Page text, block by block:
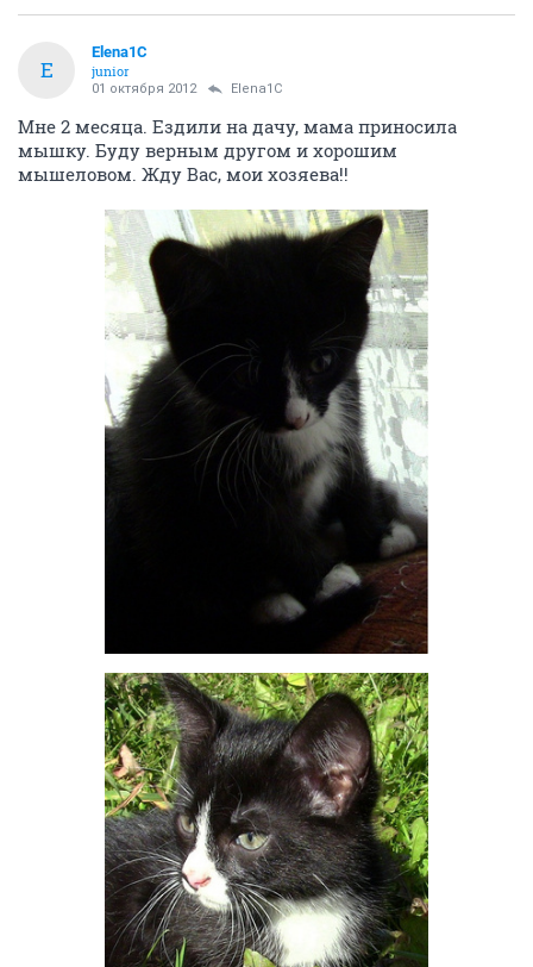
E
Elena1C
junior
01 октября 2012 Elena1C
Мне 2 месяца. Ездили на дачу, мама приносила
мышку. Буду верным другом и хорошим
мышеловом. Жду Вас, мои хозяева!!